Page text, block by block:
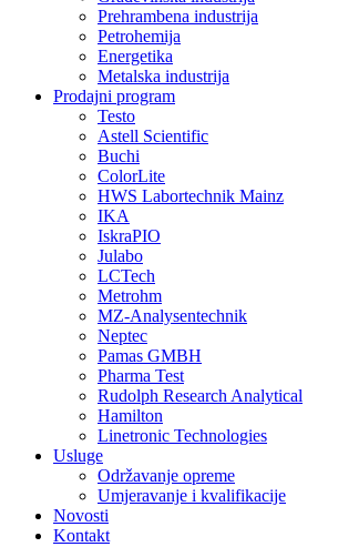
Prehrambena industrija
Petrohemija
Energetika
Metalska industrija
Prodajni program
Testo
Astell Scientific
Buchi
ColorLite
HWS Labortechnik Mainz
IKA
IskraPIO
Julabo
LCTech
Metrohm
MZ-Analysentechnik
Neptec
Pamas GMBH
Pharma Test
Rudolph Research Analytical
Hamilton
Linetronic Technologies
Usluge
Održavanje opreme
Umjeravanje i kvalifikacije
Novosti
Kontakt